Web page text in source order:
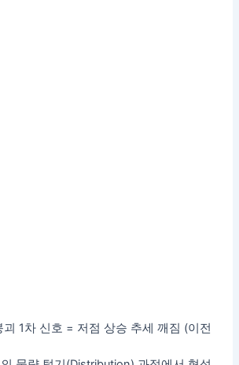
1차 신호 = 저점 상승 추세 깨짐 (이전